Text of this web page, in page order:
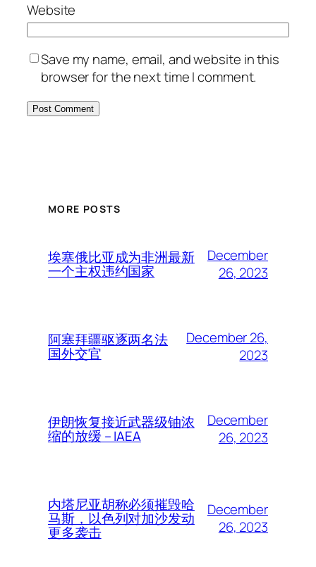
Website
Save my name, email, and website in this
browser for the next time I comment.
MORE POSTS
埃塞俄比亚成为非洲最新
一个主权违约国家
December
26, 2023
阿塞拜疆驱逐两名法
国外交官
December 26,
2023
伊朗恢复接近武器级铀浓
缩的放缓 – IAEA
December
26, 2023
内塔尼亚胡称必须摧毁哈
马斯，以色列对加沙发动
更多袭击
December
26, 2023